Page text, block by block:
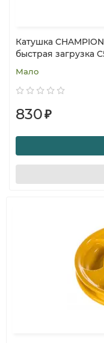
Катушка CHAMPION
быстрая загрузка
Мало
830₽